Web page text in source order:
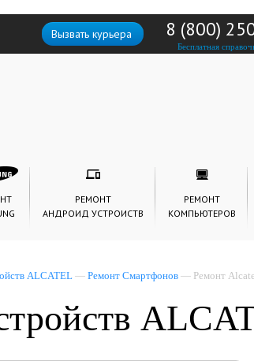
8 (800)
Бесплатная
Вызвать курьера
РЕМОНТ
АНДРОИД УСТРОИСТВ
РЕМОНТ
КОМПЬЮТЕРОВ
ALCATEL— Ремонт Смартфонов — Ремонт